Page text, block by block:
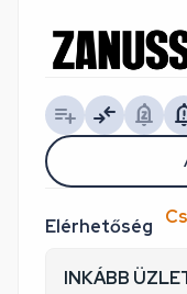
Elérhetőség
INKÁBB